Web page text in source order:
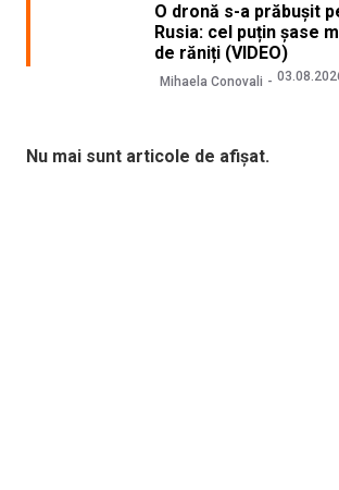
O dronă s-a prăbușit
Rusia: cel puțin șase
de răniți (VIDEO)
Mihaela Conovali
Nu mai sunt articole de afișat.